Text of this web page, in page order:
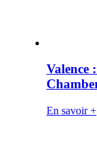
Valence
En savoir +